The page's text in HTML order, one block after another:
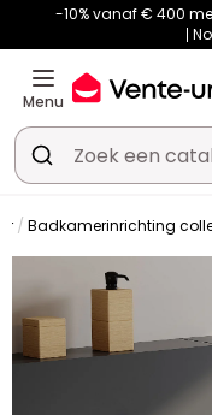
-10% vanaf € 400
Menu
Badkamerinrichting